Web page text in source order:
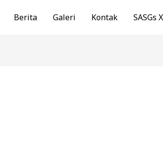
Berita Galeri Kontak SASGs X